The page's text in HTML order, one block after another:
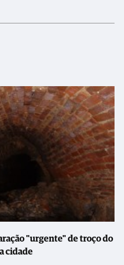
de troço do
cidade